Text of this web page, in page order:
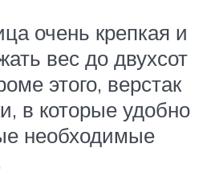
очень крепкая и
вес до двухсот
этого, верстак
в которые удобно
необходимые